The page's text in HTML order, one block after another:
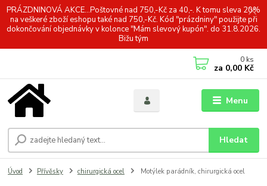
PRÁZDNINOVÁ AKCE...Poštovné nad 750,-Kč za 40,-. K tomu sleva 20%
na veškeré zboží eshopu také nad 750,-Kč. Kód "prázdniny" použijte při
dokončování objednávky v kolonce "Mám slevový kupón". do 31.8.2026.
Bižu tým
Menu
Hledat
0 ks
za 0,00 Kč
Úvod Přívěsky chirurgická ocel Motýlek parádník, chirurgická ocel